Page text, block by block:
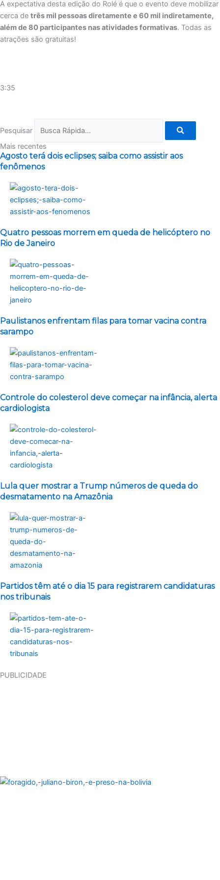
A expectativa desta edição do Rolé é que o evento deve mobilizar
cerca de três mil pessoas diretamente e 60 mil indiretamente,
além de 80 participantes nas atividades formativas. Todas as
atrações são gratuitas!
3:35
Pesquisar
Mais recentes
Agosto terá dois eclipses; saiba como assistir aos
fenômenos
Quatro pessoas morrem em queda de helicóptero no
Rio de Janeiro
Paulistanos enfrentam filas para tomar vacina contra
sarampo
Controle do colesterol deve começar na infância, alerta
cardiologista
Lula quer mostrar a Trump números de queda do
desmatamento na Amazônia
Partidos têm até o dia 15 para registrarem candidaturas
nos tribunais
PUBLICIDADE